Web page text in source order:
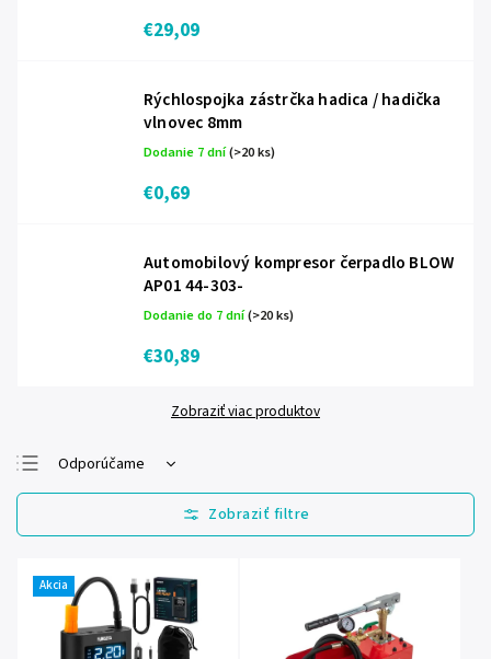
€29,09
Rýchlospojka zástrčka hadica / hadička
vlnovec 8mm
Dodanie 7 dní(>20 ks)
€0,69
Automobilový kompresor čerpadlo BLOW
AP01 44-303-
Dodanie do 7 dní(>20 ks)
€30,89
Zobraziť viac produktov
Odporúčame
Najlacnejšie
Najdrahšie
Abecedne
Akcia